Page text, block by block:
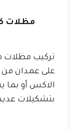
مظلات
تركيب مظلات
على عمدان من
الاكس أو
بتشكيلات